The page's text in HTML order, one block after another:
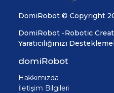
DomiRobot © Copyright
DomiRobot -Robotic
Yaratıcılığınızı
domiRobot
Hakkımızda
İletişim Bilgileri